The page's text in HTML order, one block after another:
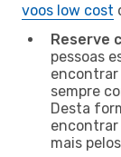
voos low cost
Reserve
pessoas
encontrar
sempre
Desta
encontrar
mais